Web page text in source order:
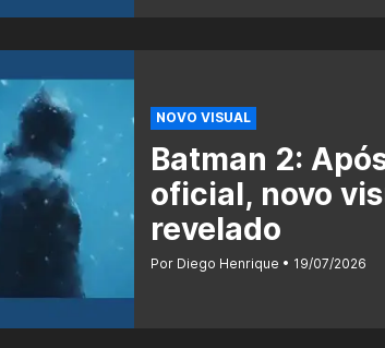
NOVO VISUAL
Batman 2:
oficial, novo
revelado
Por Diego Henrique 19/07/2026